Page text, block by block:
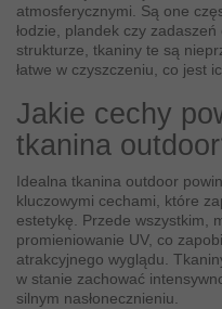
atmosferycznymi. Są one
łodzie, plandek czy
strukturze, tkaniny te są
łatwe w czyszczeniu, co jest
Jakie cechy
tkanina
Idealna tkanina outdoor
kluczowymi cechami, które
estetykę. Przede wszystkim,
promieniowanie UV, co
atrakcyjnego wyglądu.
w stanie zachować
silnym nasłonecznieniu.